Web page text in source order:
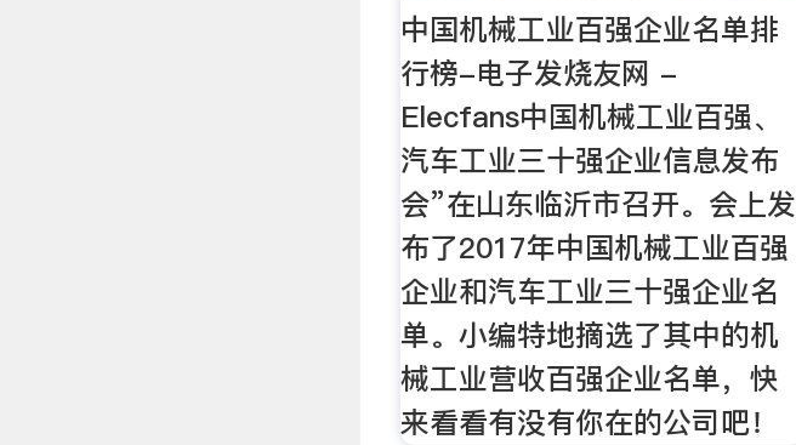
中国机械工业百强企业名单排
行榜-电子发烧友网 -
Elecfans中国机械工业百强、
汽车工业三十强企业信息发布
会”在山东临沂市召开。会上发
布了2017年中国机械工业百强
企业和汽车工业三十强企业名
单。小编特地摘选了其中的机
械工业营收百强企业名单，快
来看看有没有你在的公司吧！